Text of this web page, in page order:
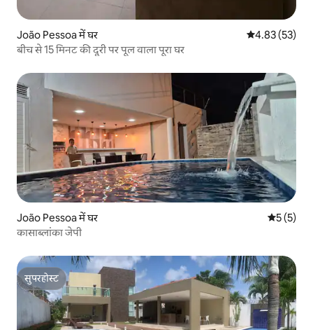
João Pessoa में घर औसत रेटिंग 5 में
4.83 (53)
बीच से 15 मिनट की दूरी पर पूल वाला पूरा घर
João Pessoa में घर औसत रेटिंग
5 (5)
कासाब्लांका जेपी
सुपरहोस्ट
सुपरहोस्ट